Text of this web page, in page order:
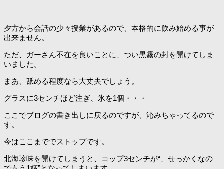
夕方から会話の少々授業があるので、本格的に飲み始める事が
出来ません。
ただ、ガーさん不在を良いことに、つい黒霧の封を開けてしま
いました。
まあ、舐める程度なら大丈夫でしょう。
グラスに3センチほど注ぎ、氷を1個・・・
ここでブログの書き出しに戻るのですが、沁みちゃってるので
す。
今はここまででストップです。
北海珍味を開けてしまうと、コップ3センチが“、せっかくなの